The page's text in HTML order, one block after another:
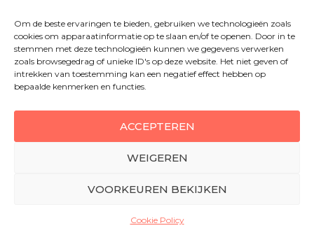
Om de beste ervaringen te bieden, gebruiken we technologieën zoals
cookies om apparaatinformatie op te slaan en/of te openen. Door in te
stemmen met deze technologieën kunnen we gegevens verwerken
zoals browsegedrag of unieke ID's op deze website. Het niet geven of
intrekken van toestemming kan een negatief effect hebben op
bepaalde kenmerken en functies.
ACCEPTEREN
WEIGEREN
VOORKEUREN BEKIJKEN
Cookie Policy
BLOG FACEBOOK TWITTER LINKEDIN
COOKIE POLICY (EU) DISCLAIMER CONTACT
CONVESIO.NLMET NEDERLANDSTALIGE INFORMATIE EN
GEVESTIGD IN DE VERENIGDE STATEN.
MELD JE EENVOUDIG AAN MET